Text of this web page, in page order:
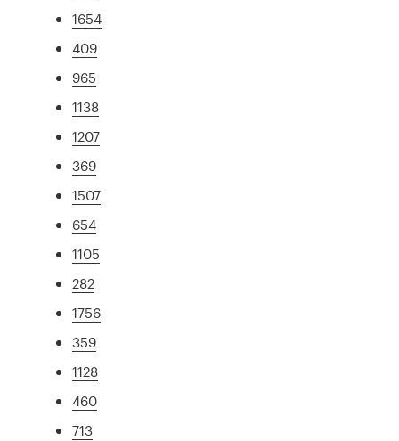
1654
409
965
1138
1207
369
1507
654
1105
282
1756
359
1128
460
713